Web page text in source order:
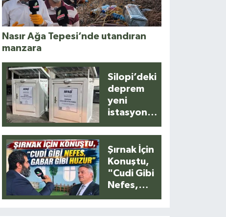
Nasır Ağa Tepesi’nde utandıran
manzara
Silopi’deki
deprem
yeni
istasyonla
kaydedildi
Şırnak İçin
Konuştu,
"Cudi Gibi
Nefes,